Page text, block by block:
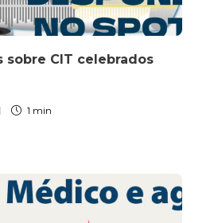
sobre CIT celebrados
1 min